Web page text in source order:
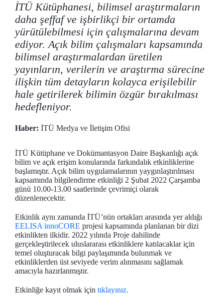
İTÜ Kütüphanesi, bilimsel araştırmaların
daha şeffaf ve işbirlikçi bir ortamda
yürütülebilmesi için çalışmalarına devam
ediyor. Açık bilim çalışmaları kapsamında
bilimsel araştırmalardan üretilen
yayınların, verilerin ve araştırma sürecine
ilişkin tüm detayların kolayca erişilebilir
hale getirilerek bilimin özgür bırakılması
hedefleniyor.
Haber: İTÜ Medya ve İletişim Ofisi
İTÜ Kütüphane ve Dokümantasyon Daire Başkanlığı açık
bilim ve açık erişim konularında farkındalık etkinliklerine
başlamıştır. Açık bilim uygulamalarının yaygınlaştırılması
kapsamında bilgilendirme etkinliği 2 Şubat 2022 Çarşamba
günü 10.00-13.00 saatlerinde çevrimiçi olarak
düzenlenecektir.
Etkinlik aynı zamanda İTÜ’nün ortakları arasında yer aldığı
EELISA innoCORE projesi kapsamında planlanan bir dizi
etkinlikten ilkidir. 2022 yılında Proje dahilinde
gerçekleştirilecek uluslararası etkinliklere katılacaklar için
temel oluşturacak bilgi paylaşımında bulunmak ve
etkinliklerden üst seviyede verim alınmasını sağlamak
amacıyla hazırlanmıştır.
Etkinliğe kayıt olmak için tıklayınız.